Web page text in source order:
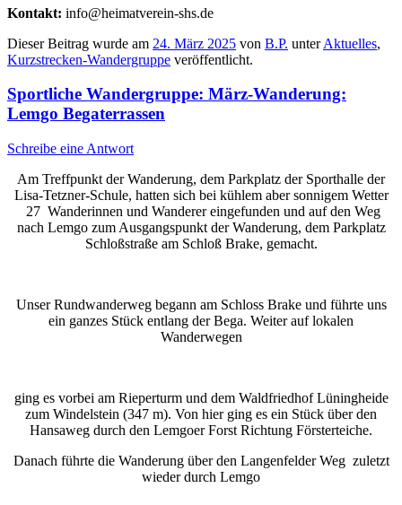
Kontakt: info@heimatverein-shs.de
Dieser Beitrag wurde am 24. März 2025 von B.P. unterAktuelles,
Kurzstrecken-Wandergruppe veröffentlicht.
Sportliche Wandergruppe: März-Wanderung:
Lemgo Begaterrassen
Schreibe eine Antwort
Am Treffpunkt der Wanderung, dem Parkplatz der Sporthalle der
Lisa-Tetzner-Schule, hatten sich bei kühlem aber sonnigem Wetter
27 Wanderinnen und Wanderer eingefunden und auf den Weg
nach Lemgo zum Ausgangspunkt der Wanderung, dem Parkplatz
Schloßstraße am Schloß Brake, gemacht.
Unser Rundwanderweg begann am Schloss Brake und führte uns
ein ganzes Stück entlang der Bega. Weiter auf lokalen
Wanderwegen
ging es vorbei am Rieperturm und dem Waldfriedhof Lüningheide
zum Windelstein (347 m). Von hier ging es ein Stück über den
Hansaweg durch den Lemgoer Forst Richtung Försterteiche.
Danach führte die Wanderung über den Langenfelder Weg zuletzt
wieder durch Lemgo